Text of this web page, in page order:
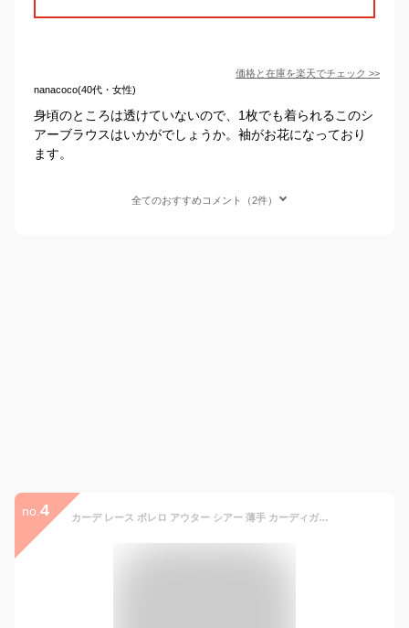
価格と在庫を楽天でチェック >>
nanacoco(40代・女性)
身頃のところは透けていないので、1枚でも着られるこのシ
アーブラウスはいかがでしょうか。袖がお花になっており
ます。
全てのおすすめコメント（2件）
no. 4 カーデ レース ボレロ アウター シアー 薄手 カーディガン トップス 花柄 レディース ライトアウター ボリューム袖 長袖 チュニック 羽織 オケージョン 結婚式 フォーマル きれいめ 大人 体型カバー 大きいサイズ お尻が隠れる ロング 黒 春 夏 HUG.U